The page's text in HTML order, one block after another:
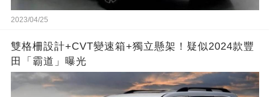
2023/04/25
雙格柵設計+CVT變速箱+獨立懸架！疑似2024款豐
田「霸道」曝光